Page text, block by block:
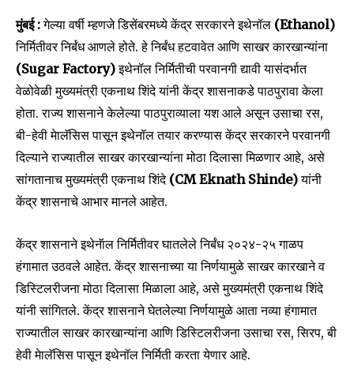
Join our community of
मुंबई :गेल्या वर्षी म्हणजे डिसेंबरमध्ये केंद्र सरकारने इथेनॉल (Ethanol)
निर्मितीवर निर्बंध आणले होते. हे निर्बंध हटवावेत आणि साखर कारखान्यांना
(Sugar Factory)इथेनॉल निर्मितीची परवानगी द्यावी यासंदर्भात
वेळोवेळी मुख्यमंत्री एकनाथ शिंदे यांनी केंद्र शासनाकडे पाठपुरावा केला
होता. राज्य शासनाने केलेल्या पाठपुराव्याला यश आले असून उसाचा रस,
बी-हेवी मेालॅसिस पासून इथेनॉल तयार करण्यास केंद्र सरकारने परवानगी
दिल्याने राज्यातील साखर कारखान्यांना मोठा दिलासा मिळणार आहे, असे
सांगतानाच मुख्यमंत्री एकनाथ शिंदे (CM Eknath Shinde)यांनी
केंद्र शासनाचे आभार मानले आहेत.
केंद्र शासनाने इथेनॅाल निर्मितीवर घातलेले निर्बंध २०२४-२५ गाळप
हंगामात उठवले आहेत. केंद्र शासनाच्या या निर्णयामुळे साखर कारखाने व
डिस्टिलरीजना मोठा दिलासा मिळाला आहे, असे मुख्यमंत्री एकनाथ शिंदे
यांनी सांगितले. केंद्र शासनाने घेतलेल्या निर्णयामुळे आता नव्या हंगामात
राज्यातील साखर कारखान्यांना आणि डिस्टिलरीजना उसाचा रस, सिरप, बी
हेवी मेालॅसिस पासून इथेनॉल निर्मिती करता येणार आहे.